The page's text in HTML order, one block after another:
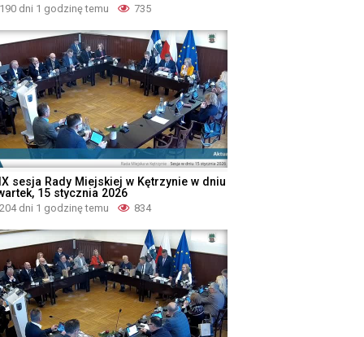
190 dni 1 godzinę temu 735
sesja Rady Miejskiej w Kętrzynie w dniu
15 stycznia 2026
204 dni 1 godzinę temu 834